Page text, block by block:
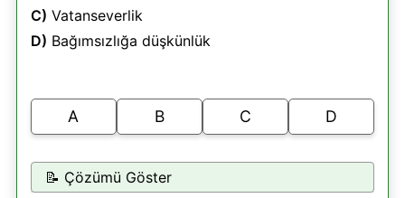
C) Vatanseverlik
D) Bağımsızlığa düşkünlük
A B C D
📝 Çözümü Göster